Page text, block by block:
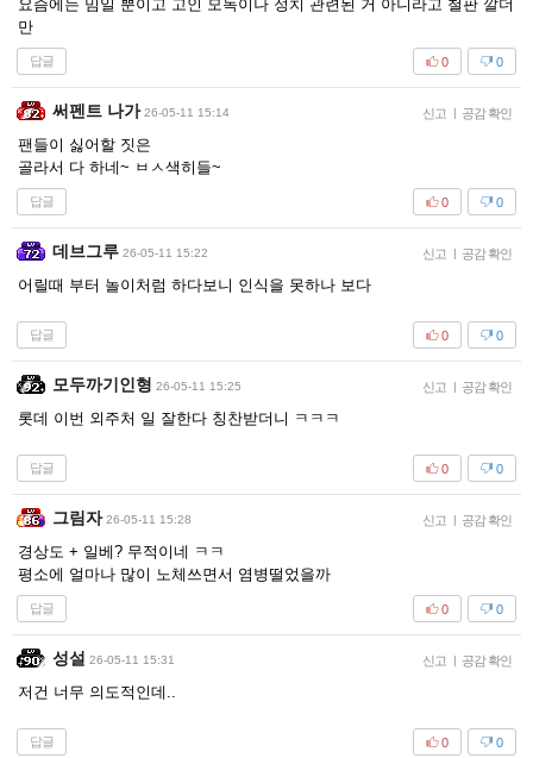
요즘에는 밈일 뿐이고 고인 모독이나 정치 관련된 거 아니라고 철판 깔더
만
답글 0
0
써펜트 나가 26-05-11 15:14 신고 | 공감 확인
팬들이 싫어할 짓은
골라서 다 하네~ ㅂㅅ색히들~
답글 0
0
데브그루 26-05-11 15:22 신고 | 공감 확인
어릴때 부터 놀이처럼 하다보니 인식을 못하나 보다
답글 0
0
모두까기인형 26-05-11 15:25 신고 | 공감 확인
롯데 이번 외주처 일 잘한다 칭찬받더니 ㅋㅋㅋ
답글 0
0
그림자 26-05-11 15:28 신고 | 공감 확인
경상도 + 일베? 무적이네 ㅋㅋ
평소에 얼마나 많이 노체쓰면서 염병떨었을까
답글 0
0
성설 26-05-11 15:31 신고 | 공감 확인
저건 너무 의도적인데..
답글 0
0